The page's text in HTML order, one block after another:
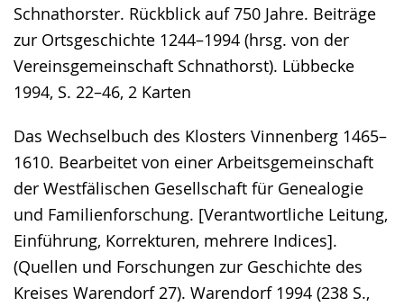
Schnathorster. Rückblick auf 750 Jahre. Beiträge
zur Ortsgeschichte 1244–1994 (hrsg. von der
Vereinsgemeinschaft Schnathorst). Lübbecke
1994, S. 22–46, 2 Karten
Das Wechselbuch des Klosters Vinnenberg 1465–
1610. Bearbeitet von einer Arbeitsgemeinschaft
der Westfälischen Gesellschaft für Genealogie
und Familienforschung. [Verantwortliche Leitung,
Einführung, Korrekturen, mehrere Indices].
(Quellen und Forschungen zur Geschichte des
Kreises Warendorf 27). Warendorf 1994 (238 S.,